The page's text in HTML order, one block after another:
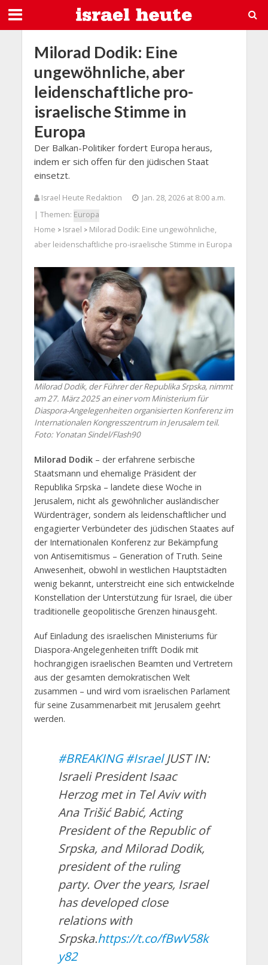
Milorad Dodik: Eine
ungewöhnliche, aber
leidenschaftliche pro-
israelische Stimme in
Europa
Der Balkan-Politiker fordert Europa heraus,
indem er sich offen für den jüdischen Staat
einsetzt.
Israel Heute Redaktion
Jan. 28, 2026 at 8:00 a.m.
| Themen: Europa
Home > Israel > Milorad Dodik: Eine ungewöhnliche,
aber leidenschaftliche pro-israelische Stimme in Europa
Milorad Dodik, der Führer der Republika Srpska, nimmt
am 27. März 2025 an einer vom Ministerium für
Diaspora-Angelegenheiten organisierten Konferenz im
Internationalen Kongresszentrum in Jerusalem teil.
Foto: Yonatan Sindel/Flash90
Milorad Dodik– der erfahrene serbische
Staatsmann und ehemalige Präsident der
Republika Srpska – landete diese Woche in
Jerusalem, nicht als gewöhnlicher ausländischer
Würdenträger, sondern als leidenschaftlicher und
engagierter Verbündeter des jüdischen Staates auf
der Internationalen Konferenz zur Bekämpfung
von Antisemitismus – Generation of Truth. Seine
Anwesenheit, obwohl in westlichen Hauptstädten
wenig bekannt, unterstreicht eine sich entwickelnde
Konstellation der Unterstützung für Israel, die über
traditionelle geopolitische Grenzen hinausgeht.
Auf Einladung des israelischen Ministeriums für
Diaspora-Angelegenheiten trifft Dodik mit
hochrangigen israelischen Beamten und Vertretern
aus der gesamten demokratischen Welt
zusammen – und wird vom israelischen Parlament
für seine Zusammenarbeit mit Jerusalem geehrt
werden.
#BREAKING #IsraelJUST IN:
Israeli President Isaac
Herzog met in Tel Aviv with
Ana Trišić Babić, Acting
President of the Republic of
Srpska, and Milorad Dodik,
president of the ruling
party. Over the years, Israel
has developed close
relations with
Srpska.https://t.co/fBwV58k
y82